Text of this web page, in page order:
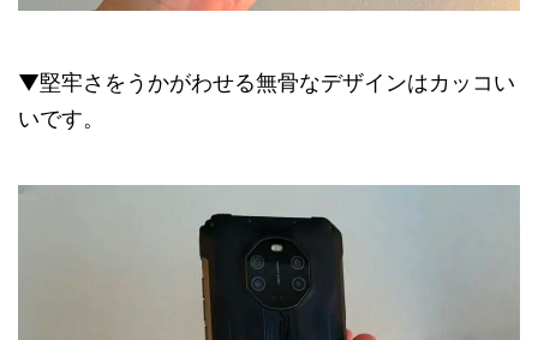
▼堅牢さをうかがわせる無骨なデザインはカッコい
いです。